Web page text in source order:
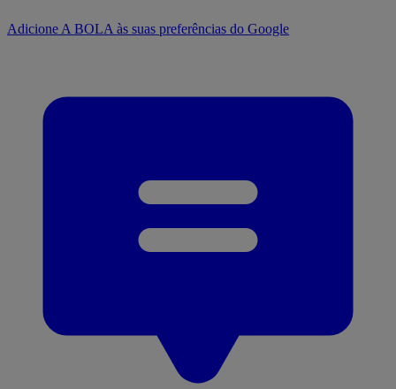
Adicione A BOLA às suas preferências do Google